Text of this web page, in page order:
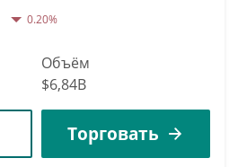
0.20%
Объём
$6,84B
Торговать